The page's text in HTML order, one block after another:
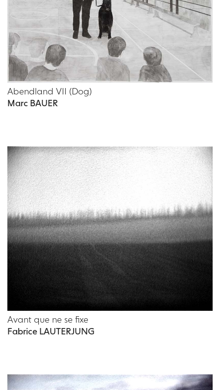
Abendland VII (Dog)
Marc BAUER
Avant que ne se fixe
Fabrice LAUTERJUNG